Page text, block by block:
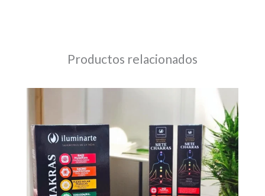
Productos relacionados